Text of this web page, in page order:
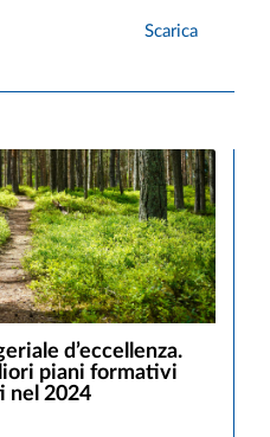
Scarica
d’eccellenza.
piani formativi
nel 2024